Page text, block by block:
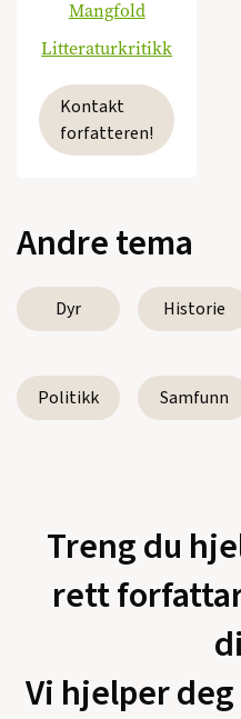
Mangfold
Litteraturkritikk
Kontakt
forfatteren!
Andre tema
Dyr Historie
Politikk Samfunn
Treng du
rett
Vi hjelper